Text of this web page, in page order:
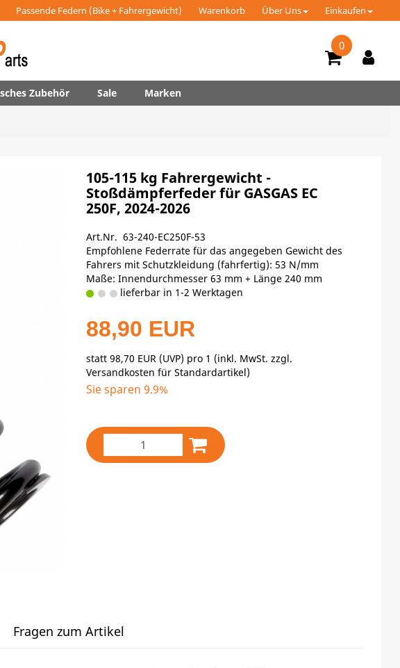
Passende Federn (Bike + Fahrergewicht) Warenkorb Über Uns Einkaufen
0
Zubehör Sale Marken
105-115 kg Fahrergewicht -
Stoßdämpferfeder für GASGAS EC
250F, 2024-2026
Art.Nr. 63-240-EC250F-53
Empfohlene Federrate für das angegeben Gewicht des
Fahrers mit Schutzkleidung (fahrfertig): 53 N/mm
Maße: Innendurchmesser 63 mm + Länge 240 mm
lieferbar in 1-2 Werktagen
88,90 EUR
statt98,70 EUR (UVP) pro 1 (inkl. MwSt. zzgl.
Versandkosten für Standardartikel)
Sie sparen 9.9%
Fragen zum Artikel